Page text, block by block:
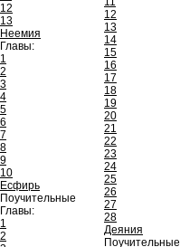
12
13
Неемия
Главы:
1
2
3
4
5
6
7
8
9
10
Есфирь
Поучительные
Главы:
1
2
12
13
14
15
16
17
18
19
20
21
22
23
24
25
26
27
28
Деяния
Поучительные